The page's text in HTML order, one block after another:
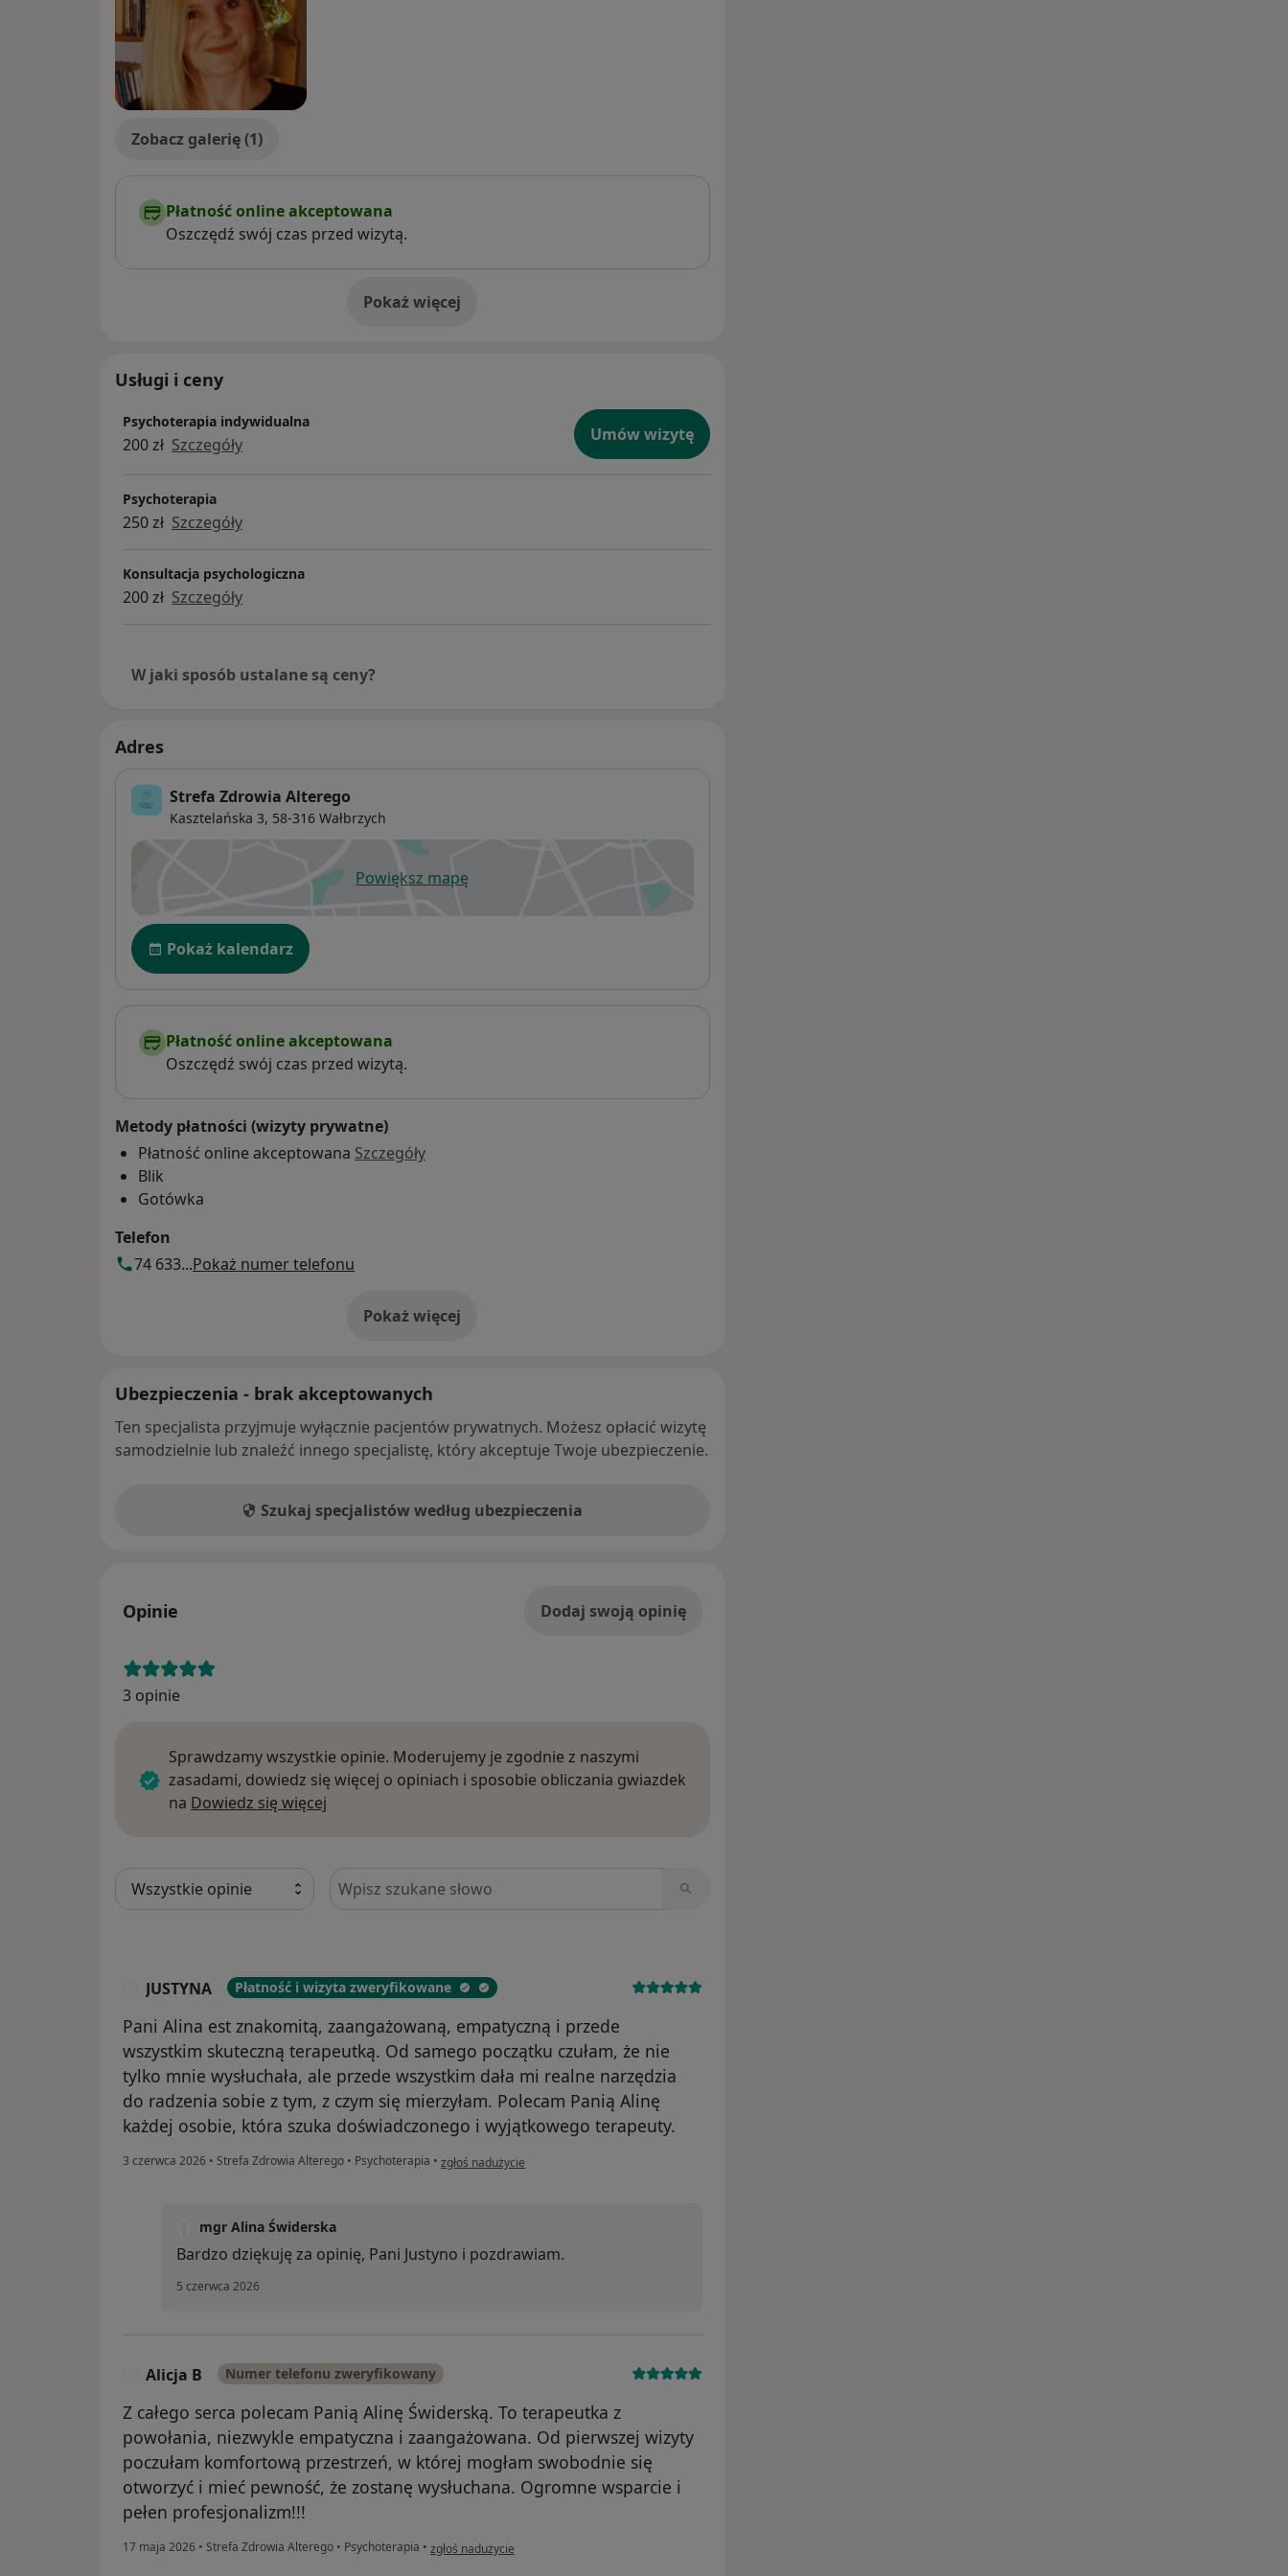
Zobacz galerię (1)
Płatność online akceptowana
Oszczędź swój czas przed wizytą.
Pokaż więcejo doświadczeniu
Usługi i ceny
Psychoterapia indywidualna
200 zł Szczegóły Umów wizytę
Psychoterapia
250 zł Szczegóły
Konsultacja psychologiczna
200 zł Szczegóły
W jaki sposób ustalane są ceny?
Adres
Strefa Zdrowia Alterego
Kasztelańska 3, 58-316 Wałbrzych
Powiększ mapęotwiera się w nowej karcie
Dostępność
Pokaż kalendarz
Płatność online akceptowana
Oszczędź swój czas przed wizytą.
Metody płatności (wizyty prywatne)
Płatność online akceptowana Szczegóły
Blik
Gotówka
Telefon
74 633...Pokaż numer telefonu
Pokaż więcej
o adresie
Ubezpieczenia - brak akceptowanych
Ten specjalista przyjmuje wyłącznie pacjentów prywatnych. Możesz opłacić wizytę
samodzielnie lub znaleźć innego specjalistę, który akceptuje Twoje ubezpieczenie.
Szukaj specjalistów według ubezpieczenia
Opinie Dodaj swoją opinię
3 opinie
Sprawdzamy wszystkie opinie. Moderujemy je zgodnie z naszymi
zasadami, dowiedz się więcej o opiniach i sposobie obliczania gwiazdek
na Dowiedz się więcej
Szukaj w opiniach
JUSTYNA Płatność i wizyta zweryfikowane
Pani Alina est znakomitą, zaangażowaną, empatyczną i przede
wszystkim skuteczną terapeutką. Od samego początku czułam, że nie
tylko mnie wysłuchała, ale przede wszystkim dała mi realne narzędzia
do radzenia sobie z tym, z czym się mierzyłam. Polecam Panią Alinę
każdej osobie, która szuka doświadczonego i wyjątkowego terapeuty.
3 czerwca 2026 • Strefa Zdrowia Alterego • Psychoterapia • w opinii użytkownika JUSTYNA
zgłoś nadużycie
mgr Alina Świderska
Bardzo dziękuję za opinię, Pani Justyno i pozdrawiam.
5 czerwca 2026
Alicja B Numer telefonu zweryfikowany
Z całego serca polecam Panią Alinę Świderską. To terapeutka z
powołania, niezwykle empatyczna i zaangażowana. Od pierwszej wizyty
poczułam komfortową przestrzeń, w której mogłam swobodnie się
otworzyć i mieć pewność, że zostanę wysłuchana. Ogromne wsparcie i
pełen profesjonalizm!!!
17 maja 2026 • Strefa Zdrowia Alterego • Psychoterapia • w opinii użytkownika Alicja B
zgłoś nadużycie